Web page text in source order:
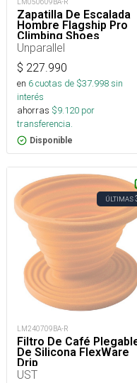
LM050609BA-R
Zapatilla De Escalada
Hombre Flagship Pro
Climbing Shoes
Unparallel
$ 227.990
en 6cuotas de $37.998sin
interés
ahorras $9.120 por
transferencia.
Disponible
ÚLTIMAS
LM240709BA-R
Filtro De Café
De Silicona FlexWare
Drip
UST